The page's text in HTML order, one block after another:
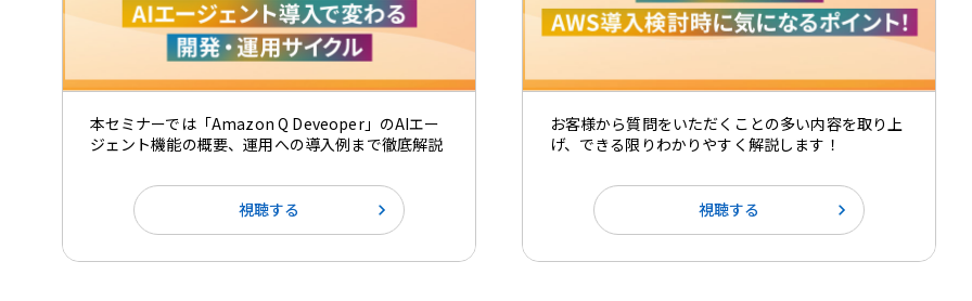
本セミナーでは「Amazon Q Deveoper」のAIエー
ジェント機能の概要、運用への導入例まで徹底解説
視聴する
お客様から質問をいただくことの多い内容を取り上
げ、できる限りわかりやすく解説します！
視聴する